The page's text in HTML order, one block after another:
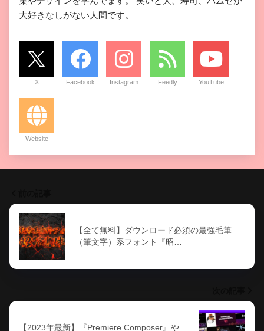
大好きなしがない人間です。
X Facebook Instagram Feedly YouTube
Website
【全て無料】ダウンロード必須の最強毛筆
（筆文字）系フォント『昭…
【2023年最新】『Premiere Composer』や